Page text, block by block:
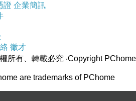
證 企業簡訊
徵才
所有、轉載必究 ‧Copyright PChome
are trademarks of PChome